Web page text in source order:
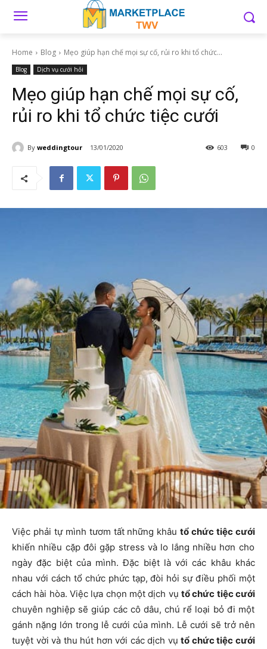
Home Blog Mẹo giúp hạn chế mọi sự cố, rủi ro khi tổ chức...
Blog Dịch vụ cưới hỏi
Mẹo giúp hạn chế mọi sự cố,
rủi ro khi tổ chức tiệc cưới
By weddingtour 13/01/2020 0
603
Việc phải tự mình tươm tất những khâutổ chức tiệc cưới
khiến nhiều cặp đôi gặp stress và lo lắng nhiều hơn cho
ngày đặc biệt của mình. Đặc biệt là với các khâu khác
nhau với cách tổ chức phức tạp, đòi hỏi sự điều phối một
cách hài hòa. Việc lựa chọn một dịch vụ tổ chức tiệc cưới
chuyên nghiệp sẽ giúp các cô dâu, chú rể loại bỏ đi một
gánh nặng lớn trong lễ cưới của mình. Lễ cưới sẽ trở nên
tuyệt vời và thu hút hơn với các dịch vụtổ chức tiệc cưới